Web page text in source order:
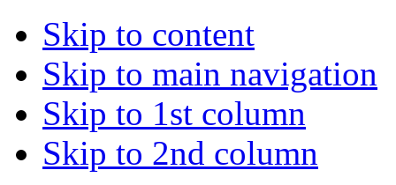
Skip to content
Skip to main navigation
Skip to 1st column
Skip to 2nd column